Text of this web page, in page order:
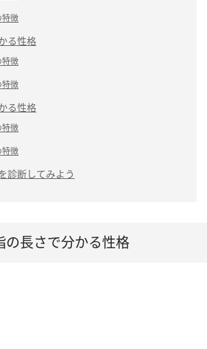
特徴
る性格
特徴
特徴
る性格
特徴
特徴
診断してみよう
の長さで分かる性格